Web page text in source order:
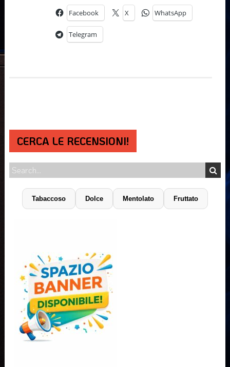
Facebook X WhatsApp
Telegram
CERCA LE RECENSIONI!
Tabaccoso Dolce Mentolato Fruttato